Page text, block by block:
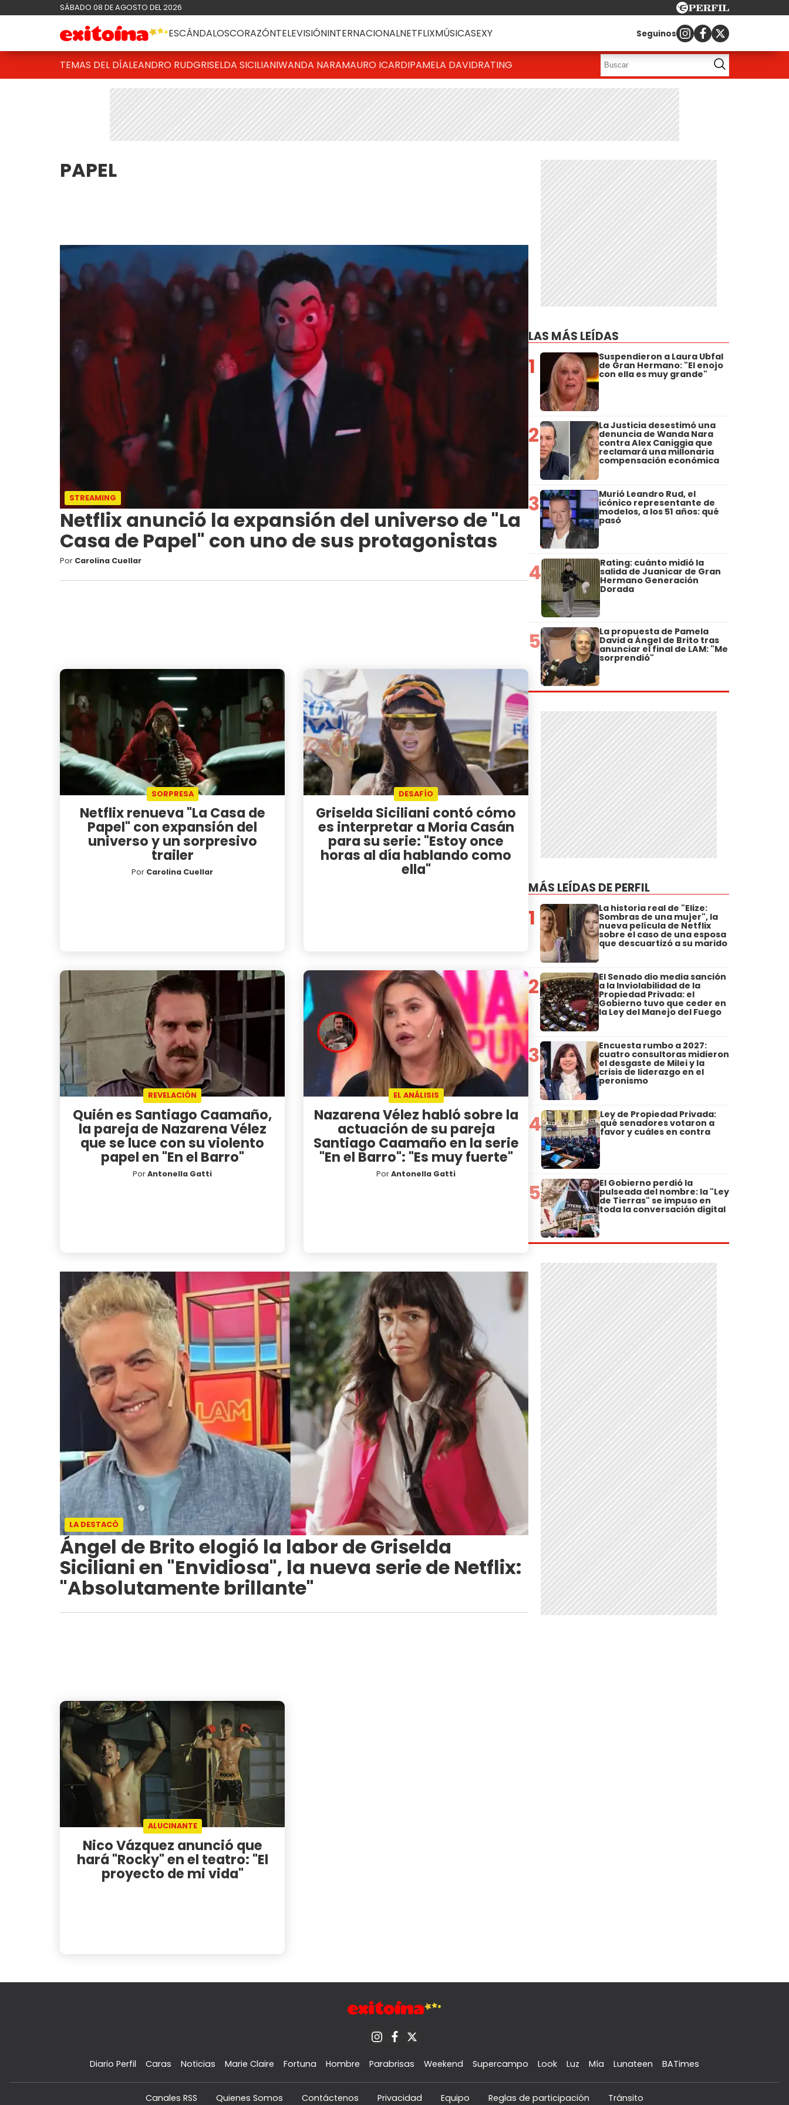
SÁBADO 08 DE AGOSTO DEL 2026
ESCÁNDALOSCORAZÓNTELEVISIÓNINTERNACIONALNETFLIXMÚSICASEXY Seguinos
TEMAS DEL DÍALEANDRO RUDGRISELDA SICILIANIWANDA NARAMAURO ICARDIPAMELA DAVIDRATING
PAPEL
STREAMING
Netflix anunció la expansión del universo de "La
Casa de Papel" con uno de sus protagonistas
Por Carolina Cuellar
SORPRESA
Netflix renueva "La Casa de
Papel" con expansión del
universo y un sorpresivo
trailer
Por Carolina Cuellar
DESAFÍO
Griselda Siciliani contó cómo
es interpretar a Moria Casán
para su serie: "Estoy once
horas al día hablando como
ella"
REVELACIÓN
Quién es Santiago Caamaño,
la pareja de Nazarena Vélez
que se luce con su violento
papel en "En el Barro"
PorAntonella Gatti
EL ANÁLISIS
Nazarena Vélez habló sobre la
actuación de su pareja
Santiago Caamaño en la serie
"En el Barro": "Es muy fuerte"
PorAntonella Gatti
LA DESTACÓ
Ángel de Brito elogió la labor de Griselda
Siciliani en "Envidiosa", la nueva serie de Netflix:
"Absolutamente brillante"
ALUCINANTE
Nico Vázquez anunció que
hará "Rocky" en el teatro: "El
proyecto de mi vida"
LAS MÁS LEÍDAS
1 Suspendieron a Laura Ubfal
de Gran Hermano: "El enojo
con ella es muy grande"
2 La Justicia desestimó una
denuncia de Wanda Nara
contra Alex Caniggia que
reclamará una millonaria
compensación económica
3 Murió Leandro Rud, el
icónico representante de
modelos, a los 51 años: qué
pasó
4 Rating: cuánto midió la
salida de Juanicar de Gran
Hermano Generación
Dorada
5 La propuesta de Pamela
David a Ángel de Brito tras
anunciar el final de LAM: "Me
sorprendió"
MÁS LEÍDAS DE PERFIL
1 La historia real de "Elize:
Sombras de una mujer", la
nueva película de Netflix
sobre el caso de una esposa
que descuartizó a su marido
2 El Senado dio media sanción
a la Inviolabilidad de la
Propiedad Privada: el
Gobierno tuvo que ceder en
la Ley del Manejo del Fuego
3 Encuesta rumbo a 2027:
cuatro consultoras midieron
el desgaste de Milei y la
crisis de liderazgo en el
peronismo
4 Ley de Propiedad Privada:
qué senadores votaron a
favor y cuáles en contra
5 El Gobierno perdió la
pulseada del nombre: la "Ley
de Tierras" se impuso en
toda la conversación digital
Diario Perfil Caras Noticias Marie Claire Fortuna Hombre Parabrisas Weekend Supercampo Look Luz Mía Lunateen BATimes
Canales RSS Quienes Somos Contáctenos Privacidad Equipo Reglas de participación Tránsito